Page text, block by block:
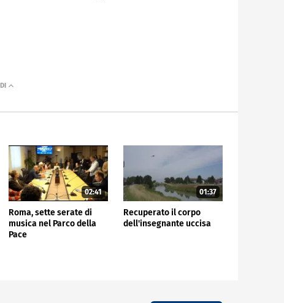
02:41
Roma, sette serate di
musica nel Parco della
Pace
01:37
Recuperato il corpo
dell'insegnante uccisa